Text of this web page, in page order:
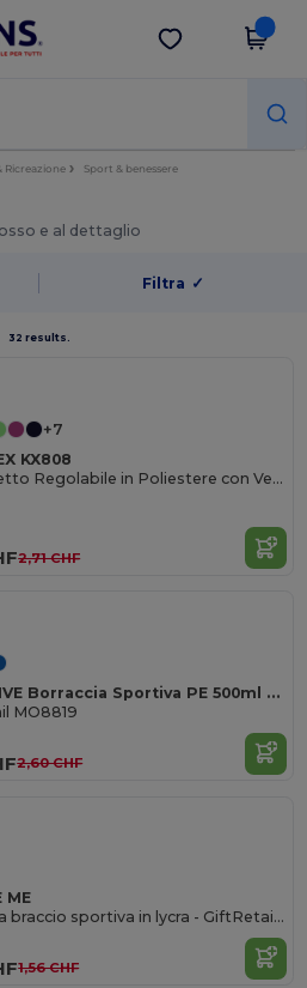
Scarica app
Ricreazione Sport & benessere
e al dettaglio
Filtra ✓
32 results.
+7
KX808
Braccialetto Regolabile in Poliestere con Velcro
2,71 CHF
SPOT FIVE Borraccia Sportiva PE 500ml Senza BPA
MO8819
2,60 CHF
ME
Fascia da braccio sportiva in lycra - GiftRetail MO9529
1,56 CHF